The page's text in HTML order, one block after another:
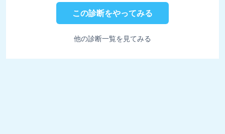
この診断をやってみる
他の診断一覧を見てみる